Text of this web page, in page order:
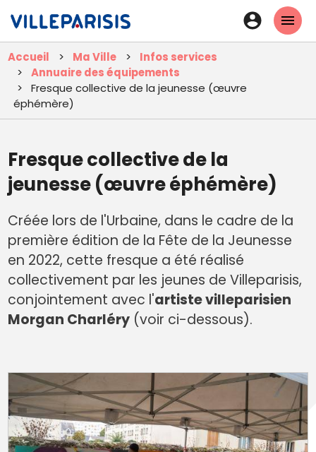
contenu
principal
En-
tête
Accueil Ma Ville
Infos services
Annuaire des équipements
Fresque collective de la jeunesse (œuvre
éphémère)
Fresque collective de la
jeunesse (œuvre éphémère)
Créée lors de l'Urbaine, dans le cadre de la
première édition de la Fête de la Jeunesse
en 2022, cette fresque a été réalisé
collectivement par les jeunes de Villeparisis,
conjointement avec l'artiste villeparisien
Morgan Charléry (voir ci-dessous).